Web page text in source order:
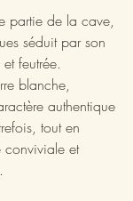
partie de la cave,
séduit par son
feutrée.
blanche,
authentique
tout en
conviviale et